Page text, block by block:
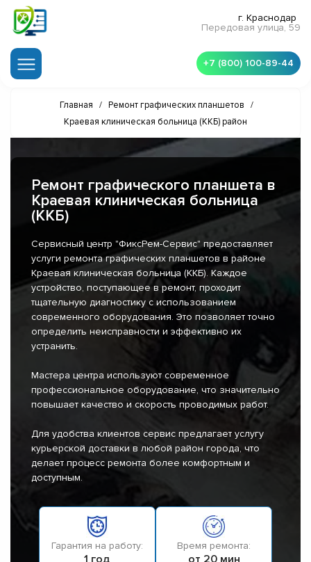
г. Краснодар
Передовая улица, 59
+7 (800) 100-89-44
Главная / Ремонт графических планшетов
/
Краевая клиническая больница (ККБ) район
Ремонт графического планшета в
Краевая клиническая больница
(ККБ)
Сервисный центр "ФиксРем-Сервис" предоставляет
услуги ремонта графических планшетов в районе
Краевая клиническая больница (ККБ). Каждое
устройство, поступающее в ремонт, проходит
тщательную диагностику с использованием
современного оборудования. Это позволяет точно
определить неисправности и эффективно их
устранить.
Мастера центра используют современное
профессиональное оборудование, что значительно
повышает качество и скорость проводимых работ.
Для удобства клиентов сервис предлагает услугу
курьерской доставки в любой район города, что
делает процесс ремонта более комфортным и
доступным.
Гарантия на работу: Время ремонта: